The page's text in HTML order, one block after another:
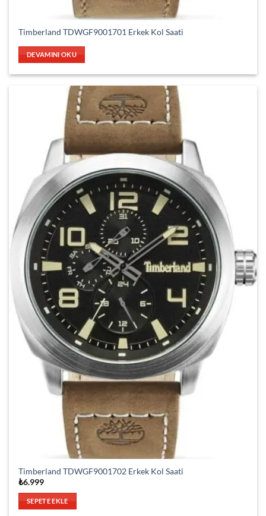
Timberland TDWGF9001701 Erkek Kol Saati
DEVAMINI OKU
Timberland TDWGF9001702 Erkek Kol Saati
₺6.999
SEPETE EKLE